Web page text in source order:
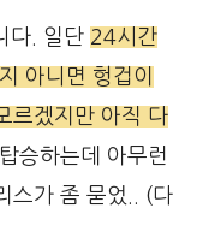
다. 일단 24시간
아니면 헝겁이
르겠지만 아직 다
승하는데 아무런
스가 좀 묻었.. (다